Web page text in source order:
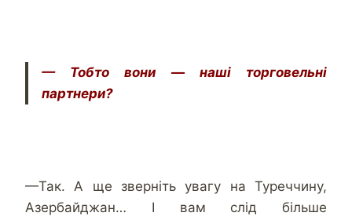
— Тобто вони — наші торговельні
партнери?
—Так. А ще зверніть увагу на Туреччину,
Азербайджан… І вам слід більше